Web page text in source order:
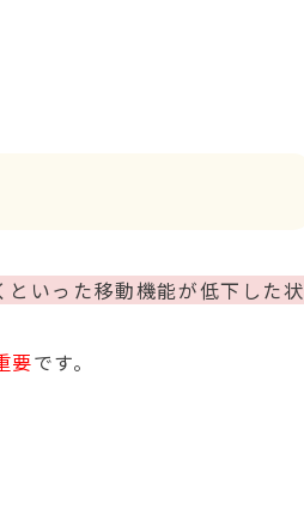
いった移動機能が低下した状
要です。